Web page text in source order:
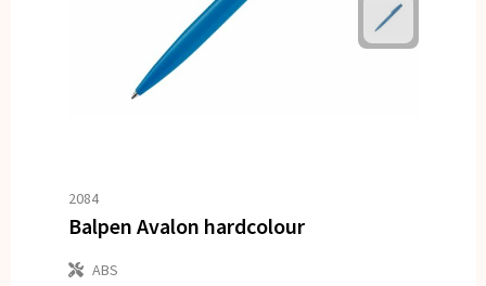
2084
Balpen Avalon hardcolour
ABS